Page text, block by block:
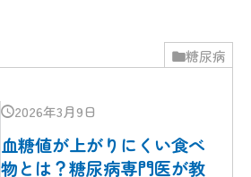
糖尿病
2026年3月9日
血糖値が上がりにくい食べ
物とは？糖尿病専門医が教